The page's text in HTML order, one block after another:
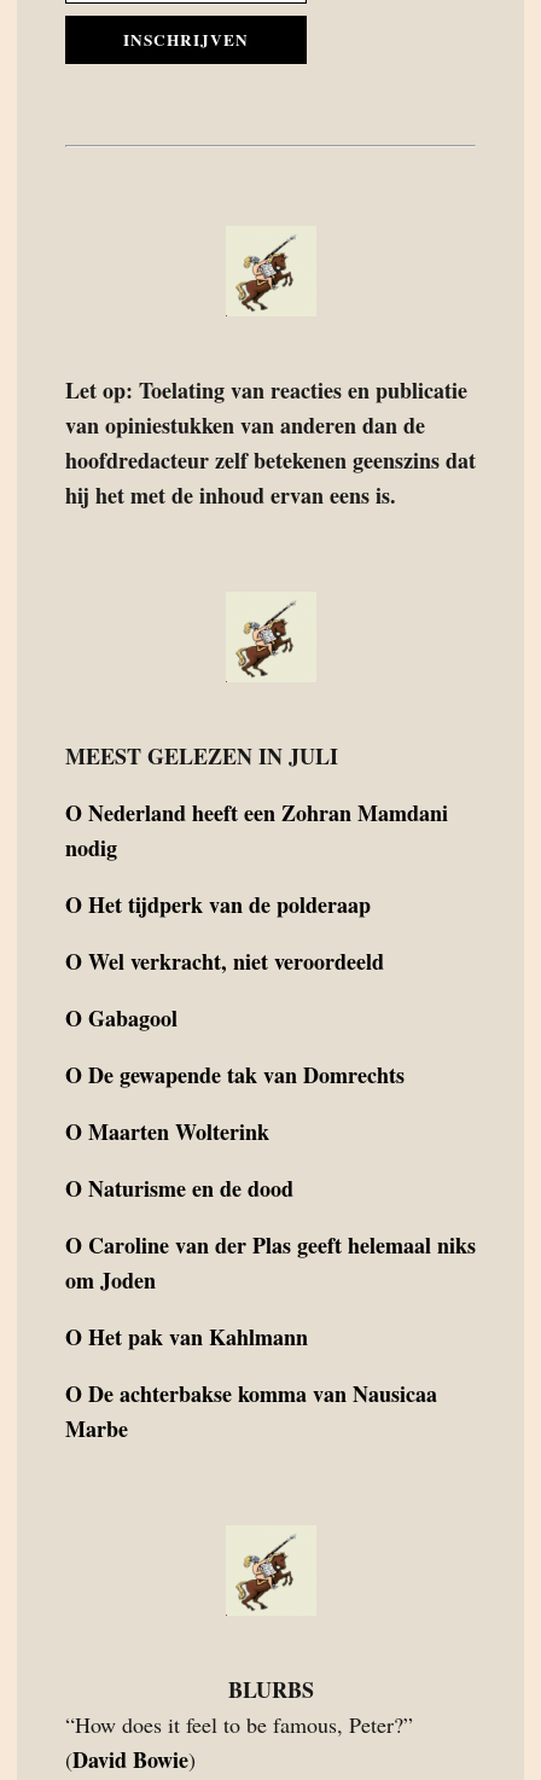
INSCHRIJVEN
Let op: Toelating van reacties en publicatie
van opiniestukken van anderen dan de
hoofdredacteur zelf betekenen geenszins dat
hij het met de inhoud ervan eens is.
MEEST GELEZEN IN JULI
ONederland heeft een Zohran Mamdani
nodig
OHet tijdperk van de polderaap
OWel verkracht, niet veroordeeld
OGabagool
ODe gewapende tak van Domrechts
OMaarten Wolterink
ONaturisme en de dood
O Caroline van der Plas geeft helemaal niks
om Joden
OHet pak van Kahlmann
ODe achterbakse komma van Nausicaa
Marbe
BLURBS
“How does it feel to be famous, Peter?”
(David Bowie)